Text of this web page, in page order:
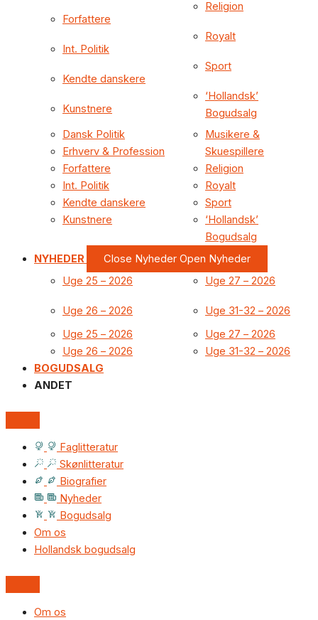
Forfattere
Int. Politik
Kendte danskere
Kunstnere
Religion
Royalt
Sport
‘Hollandsk’
Bogudsalg
Dansk Politik
Erhverv & Profession
Forfattere
Int. Politik
Kendte danskere
Kunstnere
Musikere &
Skuespillere
Religion
Royalt
Sport
‘Hollandsk’
Bogudsalg
NYHEDER
Close Nyheder Open Nyheder
Uge 25 – 2026
Uge 26 – 2026
Uge 27 – 2026
Uge 31-32 – 2026
Uge 25 – 2026
Uge 26 – 2026
Uge 27 – 2026
Uge 31-32 – 2026
BOGUDSALG
ANDET
Faglitteratur
Skønlitteratur
Biografier
Nyheder
Bogudsalg
Om os
Hollandsk bogudsalg
Om os